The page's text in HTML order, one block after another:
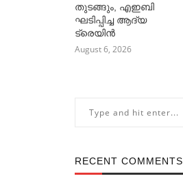
തുടങ്ങും, എഇബി
ഘടിപ്പിച്ച ആദ്യ
ട്രെയിന്‍
August 6, 2026
RECENT COMMENTS